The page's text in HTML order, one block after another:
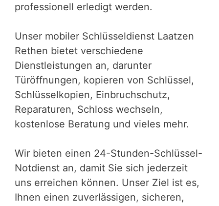
professionell erledigt werden.
Unser mobiler Schlüsseldienst Laatzen
Rethen bietet verschiedene
Dienstleistungen an, darunter
Türöffnungen, kopieren von Schlüssel,
Schlüsselkopien, Einbruchschutz,
Reparaturen, Schloss wechseln,
kostenlose Beratung und vieles mehr.
Wir bieten einen 24-Stunden-Schlüssel-
Notdienst an, damit Sie sich jederzeit
uns erreichen können. Unser Ziel ist es,
Ihnen einen zuverlässigen, sicheren,